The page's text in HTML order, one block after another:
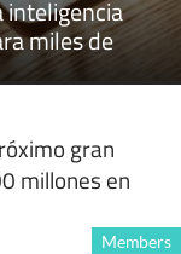
inteligencia
miles de
gran
millones en
Members